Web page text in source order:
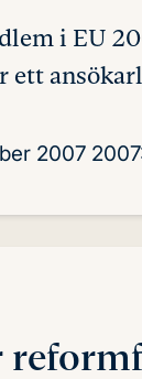
i EU
ett
2007